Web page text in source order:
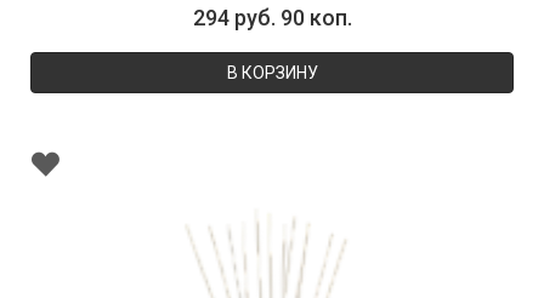
294 руб. 90 коп.
В КОРЗИНУ